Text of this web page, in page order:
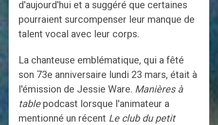
d'aujourd'hui et a suggéré que certaines
pourraient surcompenser leur manque de
talent vocal avec leur corps.
La chanteuse emblématique, qui a fêté
son 73e anniversaire lundi 23 mars, était à
l'émission de Jessie Ware. Manières à
tablepodcast lorsque l'animateur a
mentionné un récent Le club du petit